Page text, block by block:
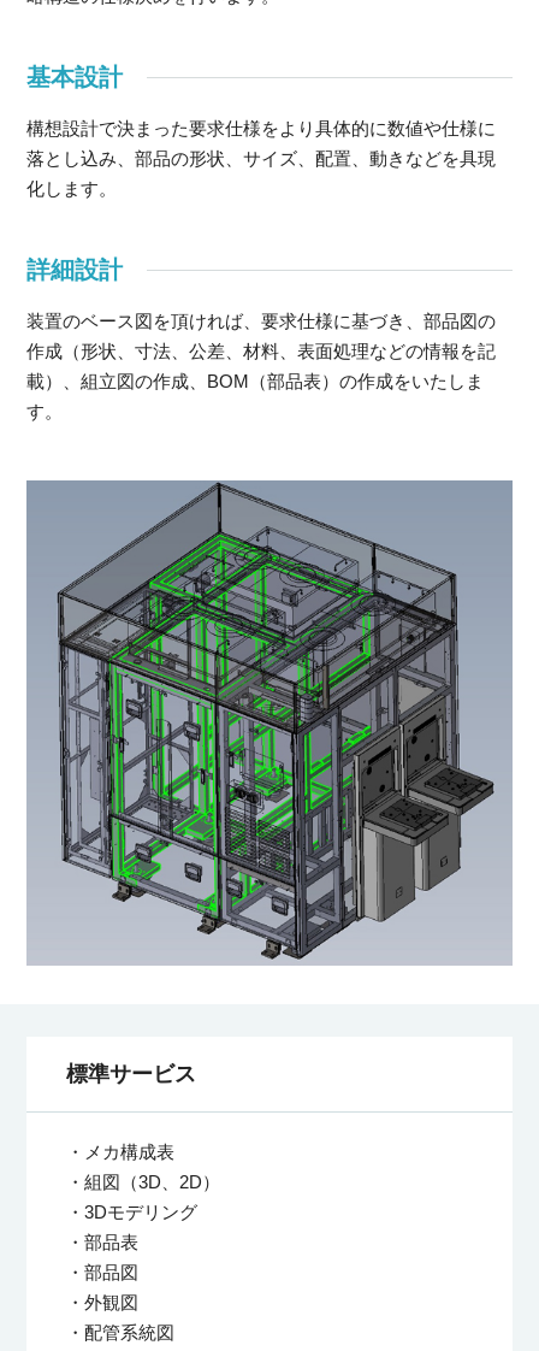
基本設計
構想設計で決まった要求仕様をより具体的に数値や仕様に
落とし込み、部品の形状、サイズ、配置、動きなどを具現
化します。
詳細設計
装置のベース図を頂ければ、要求仕様に基づき、部品図の
作成（形状、寸法、公差、材料、表面処理などの情報を記
載）、組立図の作成、BOM（部品表）の作成をいたしま
す。
標準サービス
・メカ構成表
・組図（3D、2D）
・3Dモデリング
・部品表
・部品図
・外観図
・配管系統図